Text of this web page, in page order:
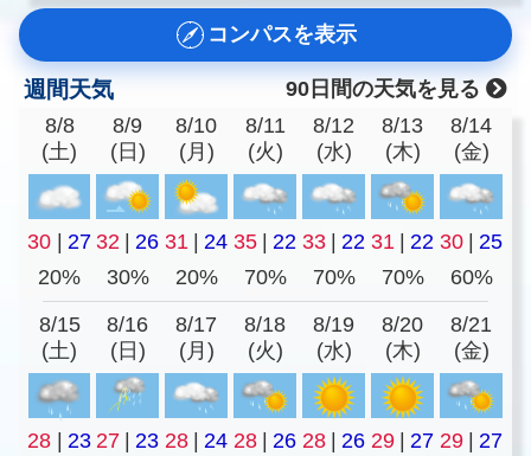
コンパスを表示
週間天気
90日間の天気を見る
8/8
(土)
8/9
(日)
8/10
(月)
8/11
(火)
8/12
(水)
8/13
(木)
8/14
(金)
30 | 27 32 | 26 31 | 24 35 | 22 33 | 22 31 | 22 30 | 25
20%
30% 20% 70% 70% 70% 60%
8/15
(土)
8/16
(日)
8/17
(月)
8/18
(火)
8/19
(水)
8/20
(木)
8/21
(金)
28 23 27 23 28 24 28 26 28 26 29 27 29
27